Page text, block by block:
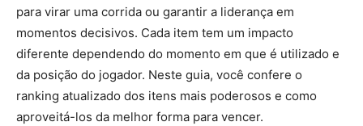
para virar uma corrida ou garantir a liderança em
momentos decisivos. Cada item tem um impacto
diferente dependendo do momento em que é utilizado e
da posição do jogador. Neste guia, você confere o
ranking atualizado dos itens mais poderosos e como
aproveitá-los da melhor forma para vencer.